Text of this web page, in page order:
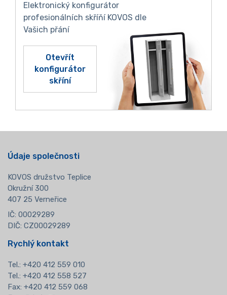
Elektronický konfigurátor
profesionálních skříňí KOVOS dle
Vašich přání
Otevřít
konfigurátor
skříní
Údaje společnosti
KOVOS družstvo Teplice
Okružní 300
407 25 Verneřice
IČ: 00029289
DIČ: CZ00029289
Rychlý kontakt
Tel.: +420 412 559 010
Tel.: +420 412 558 527
Fax: +420 412 559 068